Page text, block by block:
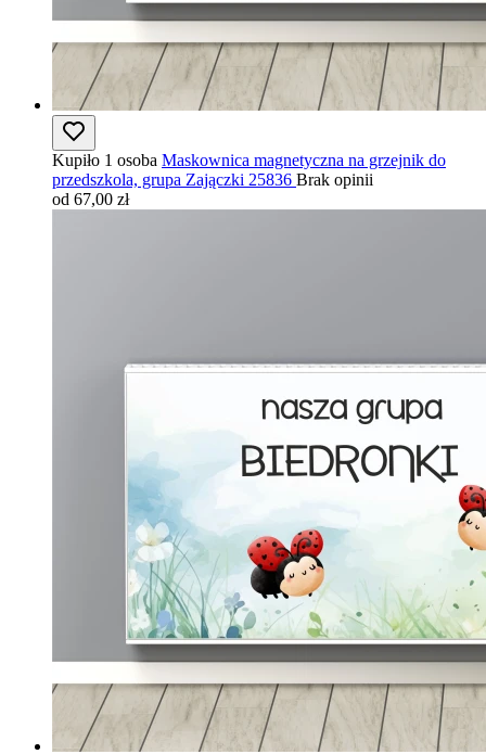
Kupiło 1 osoba Maskownica magnetyczna na grzejnik do
przedszkola, grupa Zajączki 25836 Brak opinii
od 67,00 zł